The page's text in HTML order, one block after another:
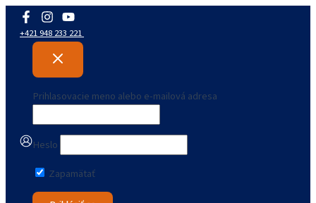
Preskočiť
+421 948 233 221
Prihlasovacie meno alebo e-mailová adresa
Heslo
Zapamätať